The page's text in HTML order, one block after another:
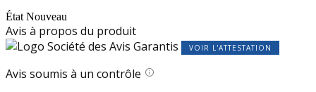
État Nouveau
Avis à propos du produit
VOIR L'ATTESTATION
Avis soumis à un contrôle